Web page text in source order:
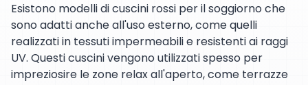
Esistono modelli di cuscini rossi per il soggiorno che
sono adatti anche all'uso esterno, come quelli
realizzati in tessuti impermeabili e resistenti ai raggi
UV. Questi cuscini vengono utilizzati spesso per
impreziosire le zone relax all'aperto, come terrazze